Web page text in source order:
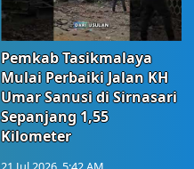
Pemkab Tasikmalaya
Mulai Perbaiki Jalan KH
Umar Sanusi di Sirnasari
Sepanjang 1,55
Kilometer